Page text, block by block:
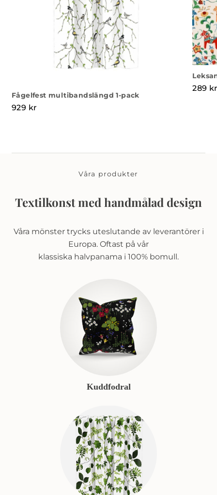
Fågelfest multibandslängd 1-pack
929 kr
289
Våra produkter
Textilkonst med handmålad design
Våra mönster trycks uteslutande av leverantörer i
Europa. Oftast på vår
klassiska halvpanama i 100% bomull.
Kuddfodral